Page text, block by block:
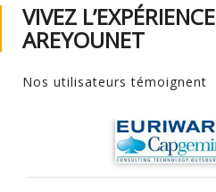
VIVEZ L’EXPÉRIENCE
AREYOUNET
Nos utilisateurs témoignent